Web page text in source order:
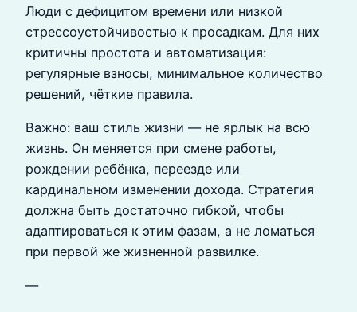
Люди с дефицитом времени или низкой
стрессоустойчивостью к просадкам. Для них
критичны простота и автоматизация:
регулярные взносы, минимальное количество
решений, чёткие правила.
Важно: ваш стиль жизни — не ярлык на всю
жизнь. Он меняется при смене работы,
рождении ребёнка, переезде или
кардинальном изменении дохода. Стратегия
должна быть достаточно гибкой, чтобы
адаптироваться к этим фазам, а не ломаться
при первой же жизненной развилке.
—